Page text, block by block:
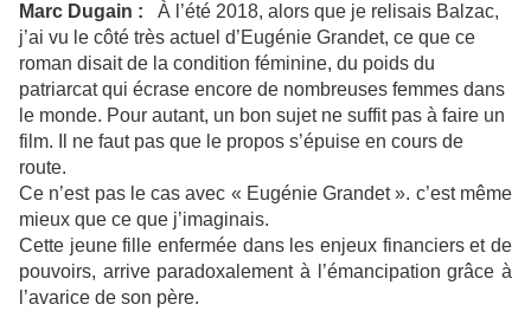
Marc Dugain :
À l’été 2018, alors que je relisais Balzac,
j’ai vu le côté très actuel d’Eugénie Grandet, ce que ce
roman disait de la condition féminine, du poids du
patriarcat qui écrase encore de nombreuses femmes dans
le monde. Pour autant, un bon sujet ne suffit pas à faire un
film. Il ne faut pas que le propos s’épuise en cours de
route.
Ce n’est pas le cas avec « Eugénie Grandet ». c’est même
mieux que ce que j’imaginais.
Cette jeune fille enfermée dans les enjeux financiers et de
pouvoirs, arrive paradoxalement à l’émancipation grâce à
l’avarice de son père.